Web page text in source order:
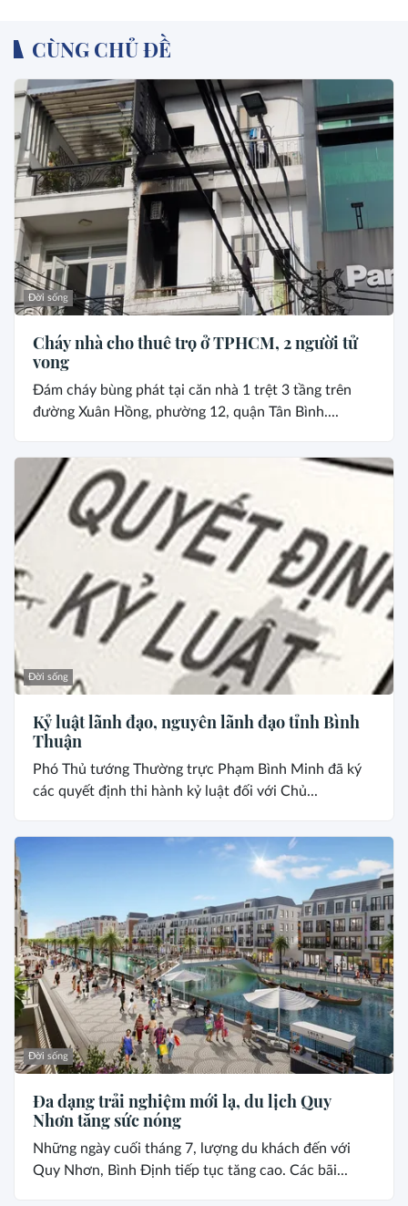
CÙNG CHỦ ĐỀ
Đời sống
Cháy nhà cho thuê trọ ở TPHCM, 2 người tử
vong
Đám cháy bùng phát tại căn nhà 1 trệt 3 tầng trên
đường Xuân Hồng, phường 12, quận Tân Bình....
Đời sống
Kỷ luật lãnh đạo, nguyên lãnh đạo tỉnh Bình
Thuận
Phó Thủ tướng Thường trực Phạm Bình Minh đã ký
các quyết định thi hành kỷ luật đối với Chủ...
Đời sống
Đa dạng trải nghiệm mới lạ, du lịch Quy
Nhơn tăng sức nóng
Những ngày cuối tháng 7, lượng du khách đến với
Quy Nhơn, Bình Định tiếp tục tăng cao. Các bãi...